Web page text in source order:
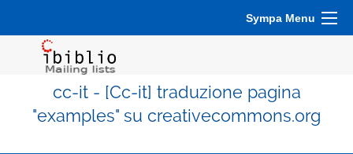
Sympa Menu
cc-it - [Cc-it] traduzione pagina
"examples" su creativecommons.org